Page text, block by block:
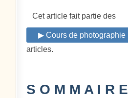
Cet article fait partie des
▶ Cours de photographie
articles.
S O M M A I R E